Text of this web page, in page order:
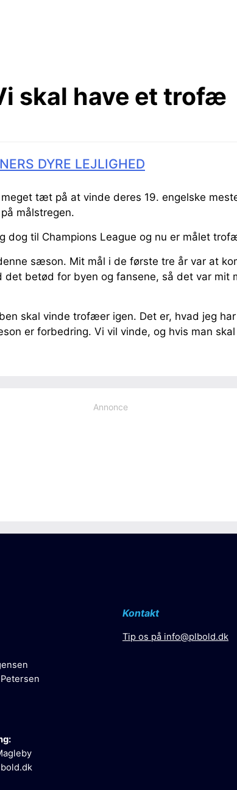
skal have et trofæ
DYRE LEJLIGHED
tæt på at vinde deres 19. engelske
målstregen.
dog til Champions League og nu er målet
sæson. Mit mål i de første tre år var at
det betød for byen og fansene, så det var mit
skal vinde trofæer igen. Det er, hvad jeg
er forbedring. Vi vil vinde, og hvis man
Annonce
Kontakt
Tip os på info@plbold.dk